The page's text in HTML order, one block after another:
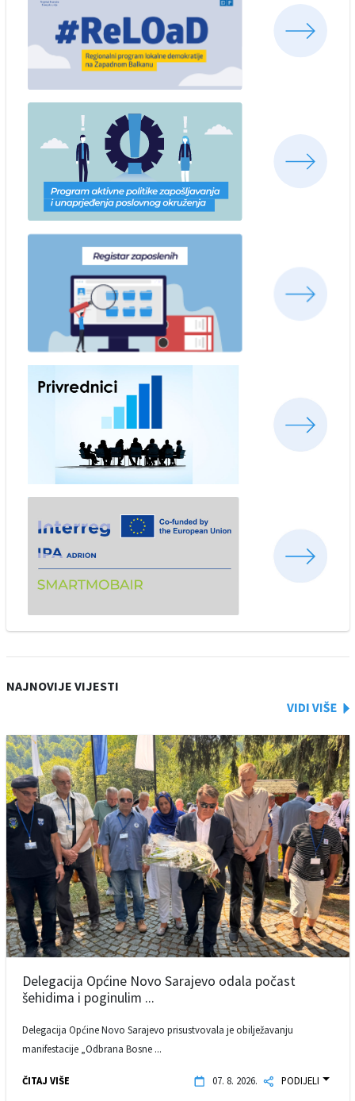
NAJNOVIJE VIJESTI
Delegacija Općine Novo Sarajevo odala počast
šehidima i poginulim ...
Delegacija Općine Novo Sarajevo prisustvovala je obilježavanju
manifestacije „Odbrana Bosne ...
ČITAJ VIŠE 07. 8. 2026. PODIJELI